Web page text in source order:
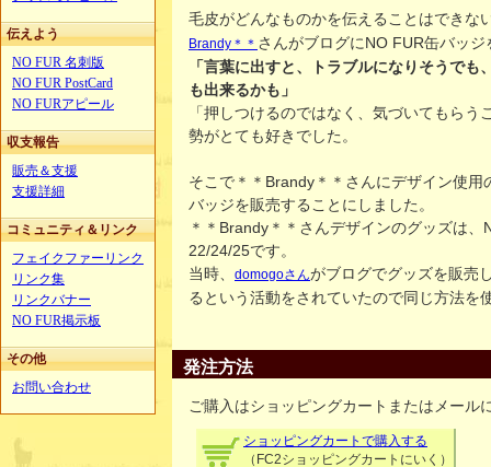
伝えよう
NO FUR 名刺版
NO FUR PostCard
NO FURアピール
収支報告
販売＆支援
支援詳細
コミュニティ＆リンク
フェイクファーリンク
リンク集
リンクバナー
NO FUR掲示板
その他
お問い合わせ
毛皮がどんなものかを伝えることはできな
Brandy＊＊ さんがブログにNO FUR缶バッ
「言葉に出すと、トラブルになりそうでも
も出来るかも」
「押しつけるのではなく、気づいてもらう
勢がとても好きでした。
そこで＊＊Brandy＊＊さんにデザイン使用
バッジを販売することにしました。
＊＊Brandy＊＊さんデザインのグッズは
22/24/25です。
当時、
domogoさんがブログでグッズを販売
るという活動をされていたので同じ方法を
発注方法
ご購入はショッピングカートまたはメール
ショッピングカートで購入する
（FC2ショッピングカートにいく）